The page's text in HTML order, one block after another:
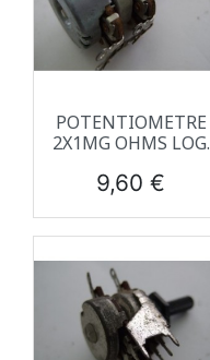
POTENTIOMETRE
2X1MG OHMS LOG.
Prix
9,60 €